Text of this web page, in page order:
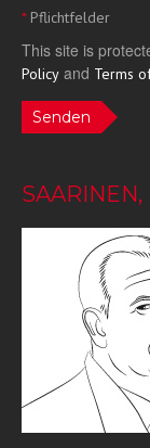
*Pflichtfelder
This site is
Policy and Terms
Senden
SAARINEN,